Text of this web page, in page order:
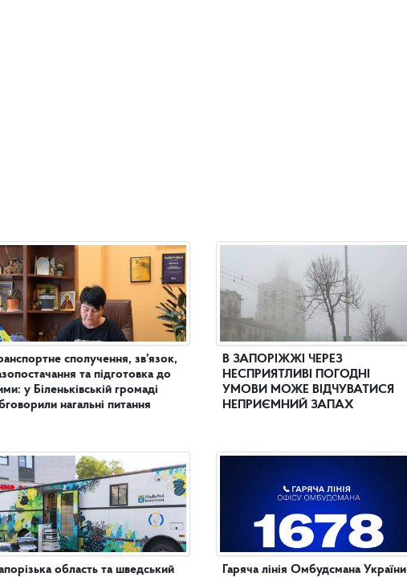
сполучення, зв’язок,
та підготовка до
у Біленьківській громаді
нагальні питання
область та шведський
В ЗАПОРІЖЖІ ЧЕРЕЗ
НЕСПРИЯТЛИВІ ПОГОДНІ
УМОВИ МОЖЕ ВІДЧУВАТИСЯ
НЕПРИЄМНИЙ ЗАПАХ
Гаряча лінія Омбудсмана України